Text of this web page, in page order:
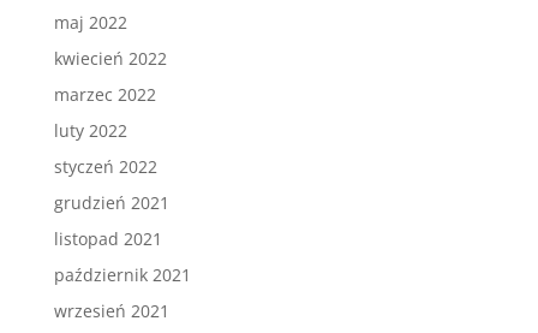
maj 2022
kwiecień 2022
marzec 2022
luty 2022
styczeń 2022
grudzień 2021
listopad 2021
październik 2021
wrzesień 2021